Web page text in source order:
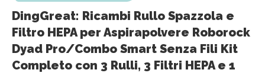
DingGreat: Ricambi Rullo Spazzola e
Filtro HEPA per Aspirapolvere Roborock
Dyad Pro/Combo Smart Senza Fili Kit
Completo con 3 Rulli, 3 Filtri HEPA e 1